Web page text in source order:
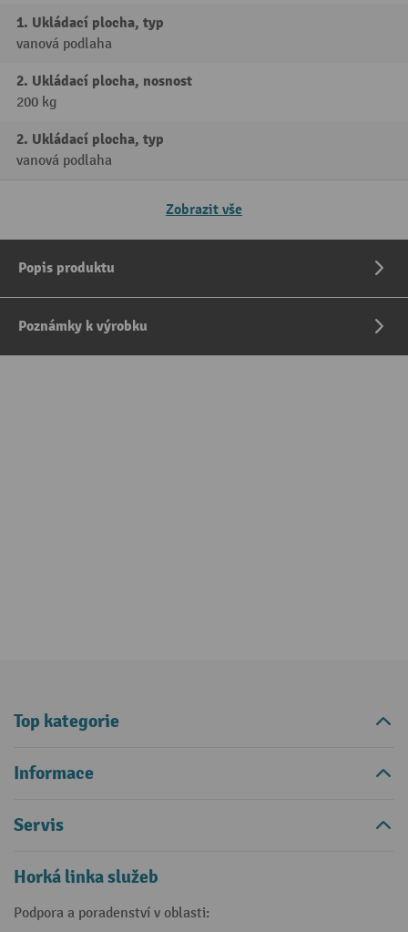
1. Ukládací plocha, typ
vanová podlaha
2. Ukládací plocha, nosnost
200 kg
2. Ukládací plocha, typ
vanová podlaha
Zobrazit vše
Popis produktu
Poznámky k výrobku
Top kategorie
Informace
Servis
Horká linka služeb
Podpora a poradenství v oblasti: